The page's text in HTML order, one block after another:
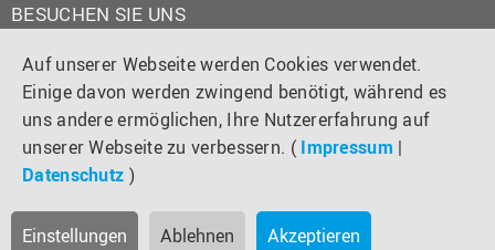
Auf unserer Webseite werden Cookies verwendet.
Einige davon werden zwingend benötigt, während es
uns andere ermöglichen, Ihre Nutzererfahrung auf
unserer Webseite zu verbessern. ( Impressum |
Datenschutz )
Einstellungen Ablehnen Akzeptieren
BESUCHEN SIE UNS
Instagram
TiktokLinkedIn
YouTube
Facebook